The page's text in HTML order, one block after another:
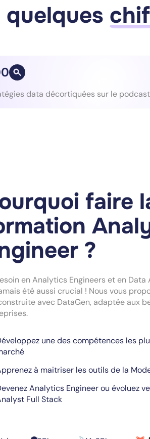
data décortiquées sur le
faire
?
en Analytics Engineers et en
été aussi crucial ! Nous vous
avec DataGen, adaptée aux
une des compétences les
à maitriser les outils de la
Analytics Engineer ou évoluez
Full Stack